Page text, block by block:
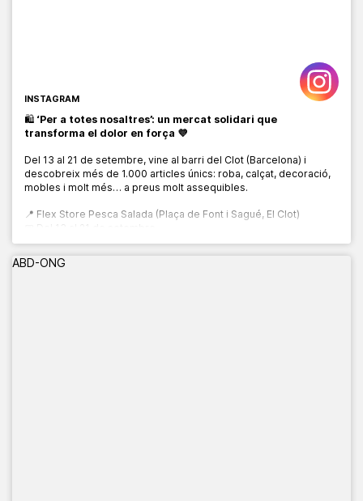
INSTAGRAM
🛍️ ‘Per a totes nosaltres’: un mercat solidari que
transforma el dolor en força 💜
Del 13 al 21 de setembre, vine al barri del Clot (Barcelona) i
descobreix més de 1.000 articles únics: roba, calçat, decoració,
mobles i molt més… a preus molt assequibles.
📍 Flex Store Pesca Salada (Plaça de Font i Sagué, El Clot)
🕙 De 10:00 a 20:00 h
ABD-ONG